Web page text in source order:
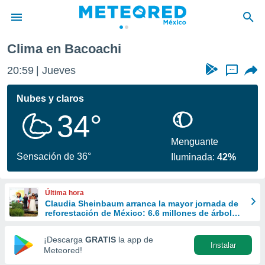
de
ha sido
calidad.
a este
las
y
forma
digital
basada
Clima en Bacoachi
20:59 Jueves ...
Nubes y claros
34°
Sensación de 36°
Menguante
Iluminada:42%
Última hora
Claudia Sheinbaum arranca la mayor jornada de
reforestación de México: 6.6 millones de árboles
¡Descarga GRATIS la app de
Meteored!
Instalar